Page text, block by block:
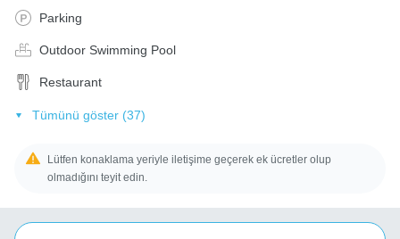
Parking
Outdoor Swimming Pool
Restaurant
Tümünü göster (37)
Lütfen konaklama yeriyle iletişime geçerek ek ücretler olup
olmadığını teyit edin.